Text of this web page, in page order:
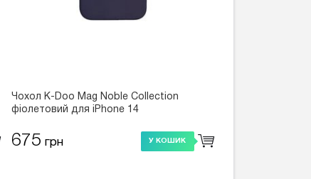
Чохол K-Doo Mag Noble Collection
фіолетовий для iPhone 14
675 грн У КОШИК